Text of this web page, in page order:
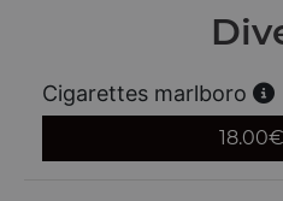
Cigarettes marlboro
18.00€